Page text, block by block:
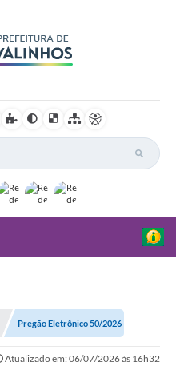
Pregão Eletrônico 50/2026
Atualizado em: 06/07/2026 às 16h32